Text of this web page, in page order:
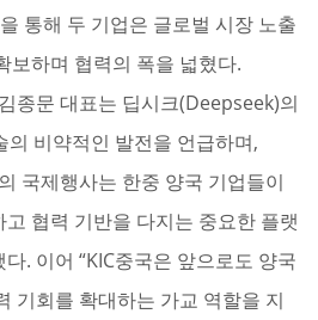
통해 두 기업은 글로벌 시장 노출
보하며 협력의 폭을 넓혔다.
종문 대표는 딥시크(Deepseek)의
의 비약적인 발전을 언급하며,
국제행사는 한중 양국 기업들이
협력 기반을 다지는 중요한 플랫
. 이어 “KIC중국은 앞으로도 양국
기회를 확대하는 가교 역할을 지